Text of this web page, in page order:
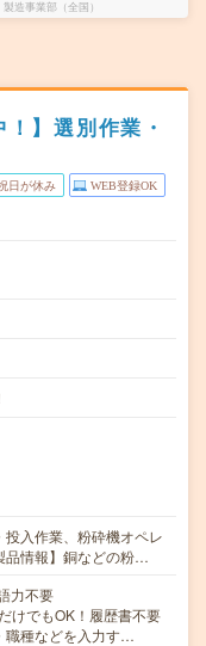
造事業部（全国）
】選別作業・
日が休み WEB登録OK
入作業、粉砕機オペレ
品情報】銅などの粉…
力不要
けでもOK！履歴書不要
職種などを入力す…